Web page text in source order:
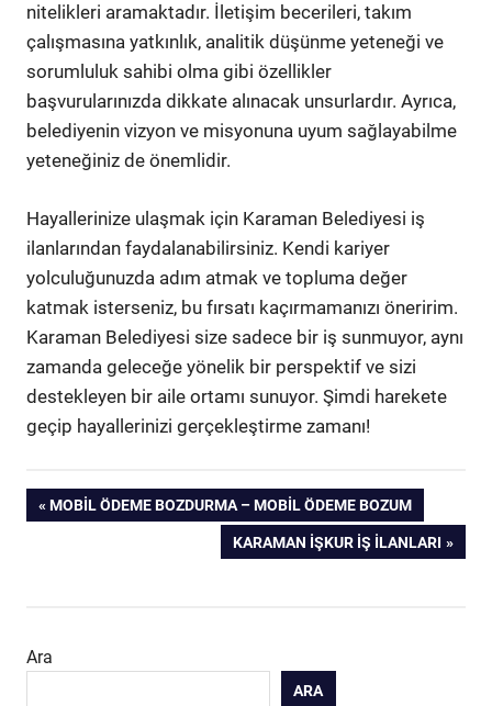
nitelikleri aramaktadır. İletişim becerileri, takım
çalışmasına yatkınlık, analitik düşünme yeteneği ve
sorumluluk sahibi olma gibi özellikler
başvurularınızda dikkate alınacak unsurlardır. Ayrıca,
belediyenin vizyon ve misyonuna uyum sağlayabilme
yeteneğiniz de önemlidir.
Hayallerinize ulaşmak için Karaman Belediyesi iş
ilanlarından faydalanabilirsiniz. Kendi kariyer
yolculuğunuzda adım atmak ve topluma değer
katmak isterseniz, bu fırsatı kaçırmamanızı öneririm.
Karaman Belediyesi size sadece bir iş sunmuyor, aynı
zamanda geleceğe yönelik bir perspektif ve sizi
destekleyen bir aile ortamı sunuyor. Şimdi harekete
geçip hayallerinizi gerçekleştirme zamanı!
Yazı
PREVIOUS
MOBIL ÖDEME BOZDURMA – MOBIL ÖDEME BOZUM
NEXT
POST:
KARAMAN İŞKUR İŞ İLANLARI
Ara
ARA